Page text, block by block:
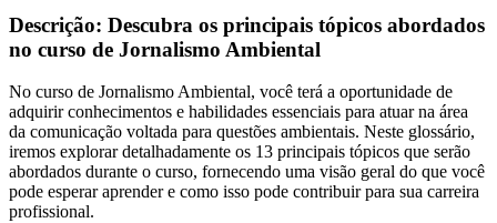
Descrição: Descubra os principais tópicos abordados
no curso de Jornalismo Ambiental
No curso de Jornalismo Ambiental, você terá a oportunidade de
adquirir conhecimentos e habilidades essenciais para atuar na área
da comunicação voltada para questões ambientais. Neste glossário,
iremos explorar detalhadamente os 13 principais tópicos que serão
abordados durante o curso, fornecendo uma visão geral do que você
pode esperar aprender e como isso pode contribuir para sua carreira
profissional.